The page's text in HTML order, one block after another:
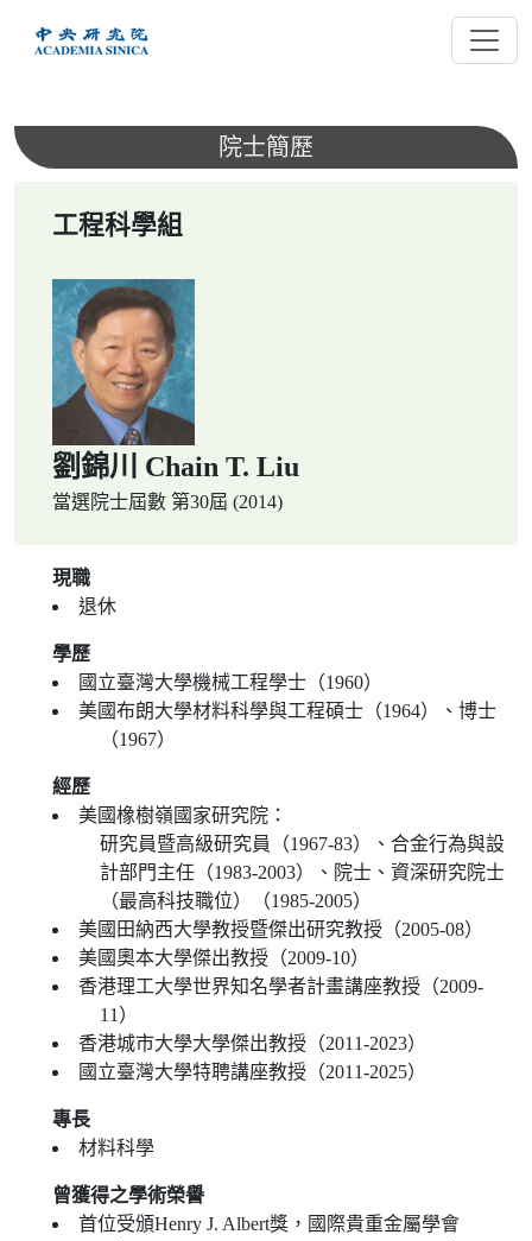
內
院士簡歷
工程科學組
劉錦川 Chain T. Liu
當選院士屆數 第30屆 (2014)
現職
退休
學歷
國立臺灣大學機械工程學士（1960）
美國布朗大學材料科學與工程碩士（1964）、博士
（1967）
經歷
美國橡樹嶺國家研究院：
研究員暨高級研究員（1967-83）、合金行為與設
計部門主任（1983-2003）、院士、資深研究院士
（最高科技職位）（1985-2005）
美國田納西大學教授暨傑出研究教授（2005-08）
美國奧本大學傑出教授（2009-10）
香港理工大學世界知名學者計畫講座教授（2009-
11）
香港城市大學大學傑出教授（2011-2023）
國立臺灣大學特聘講座教授（2011-2025）
專長
材料科學
曾獲得之學術榮譽
首位受頒Henry J. Albert獎，國際貴重金屬學會